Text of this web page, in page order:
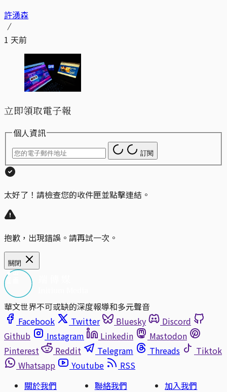
許湧森
1 天前
立即領取電子報
個人資訊
訂閱
太好了！請檢查您的收件匣並點擊連結。
抱歉，出現錯誤。請再試一次。
關閉
華文世界不可或缺的深度報導和多元聲音
Facebook
Twitter Bluesky
Discord
Github
Instagram Linkedin
Mastodon
Pinterest
Reddit Telegram Threads
Tiktok
Whatsapp
Youtube
RSS
關於我們
聯絡我們
加入我們